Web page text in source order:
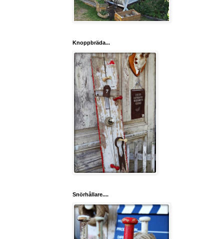
Knoppbräda...
Snörhållare....